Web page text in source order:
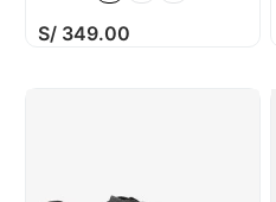
S/ 349.00